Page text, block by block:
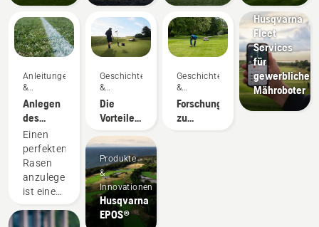
Anleitungen
&
Leitfäden
Anlegen
des
perfekten
Rasens
Einen
perfekten
Rasen
anzulegen,
ist eine
Aber
Geschichten
&
Inspiration
Die
Vorteile
Greenkeeper
durch
autonomes
Mähen
Produkte
&
Innovationen
Husqvarna
EPOS®
Geschichten
&
Inspiration
Forschung
zu
Innovationen
Husqvarna
Fleet
Services
für
gewerbliche
Mähroboter